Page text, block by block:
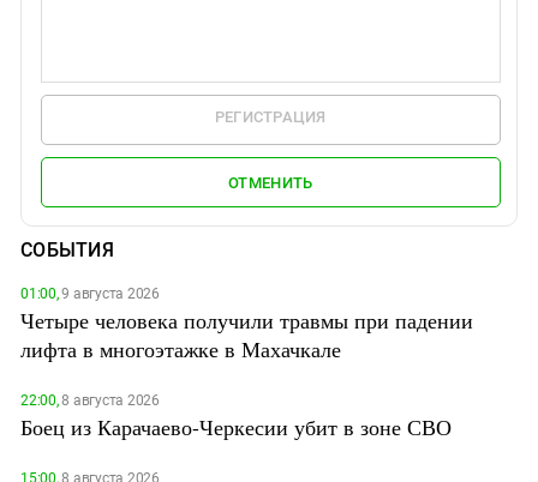
РЕГИСТРАЦИЯ
ОТМЕНИТЬ
СОБЫТИЯ
01:00,9 августа 2026
Четыре человека получили травмы при падении
лифта в многоэтажке в Махачкале
22:00,8 августа 2026
Боец из Карачаево-Черкесии убит в зоне СВО